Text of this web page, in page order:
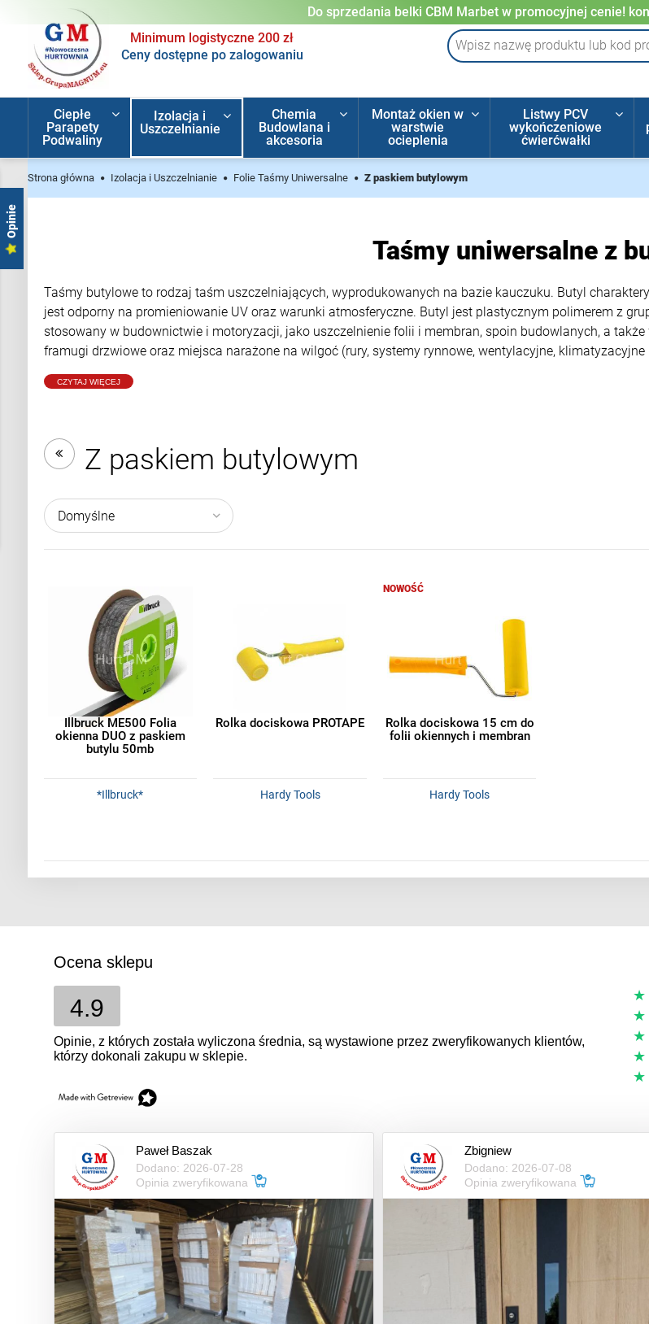
Do sprzedania belki CBM Marbet w promocyjnej cenie!
Minimum logistyczne 200 zł
Ceny dostępne po zalogowaniu
Ciepłe
Parapety
Podwaliny
Izolacja i
Uszczelnianie
Chemia
Budowlana i
akcesoria
Montaż okien w
warstwie
ocieplenia
Listwy PCV
wykończeniowe
ćwierćwałki
Strona główna Izolacja i Uszczelnianie Folie Taśmy Uniwersalne Z paskiem butylowym
Taśmy uniwersalne z
Taśmy butylowe to rodzaj taśm uszczelniających, wyprodukowanych na bazie kauczuku. Butyl
jest odporny na promieniowanie UV oraz warunki atmosferyczne. Butyl jest plastycznym polimerem z
stosowany w budownictwie i motoryzacji, jako uszczelnienie folii i membran, spoin budowlanych, a
framugi drzwiowe oraz miejsca narażone na wilgoć (rury, systemy rynnowe, wentylacyjne, klimatyzacyjne
CZYTAJ WIĘCEJ
Z paskiem butylowym
Illbruck ME500 Folia
okienna DUO z paskiem
butylu 50mb
*Illbruck*
Rolka dociskowa PROTAPE
Hardy Tools
Rolka dociskowa 15 cm do
folii okiennych i membran
Hardy Tools
NOWOŚĆ
Ocena sklepu
4.9
Opinie, z których została wyliczona średnia, są wystawione przez zweryfikowanych klientów,
którzy dokonali zakupu w sklepie.
Paweł Baszak
Dodano: 2026-07-28
Opinia zweryfikowana
Zbigniew
Dodano: 2026-07-08
Opinia zweryfikowana
Opinie